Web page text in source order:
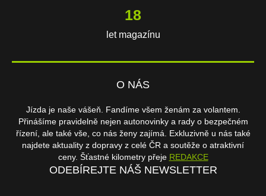
18
let magazínu
O NÁS
Jízda je naše vášeň. Fandíme všem ženám za volantem.
Přinášíme pravidelně nejen autonovinky a rady o bezpečném
řízení, ale také vše, co nás ženy zajímá. Exkluzivně u nás také
najdete aktuality z dopravy z celé ČR a soutěže o atraktivní
ceny. Šťastné kilometry přeje REDAKCE
ODEBÍREJTE NÁŠ NEWSLETTER